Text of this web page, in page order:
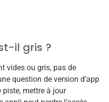
il gris ?
vides ou gris, pas de
question de version d’app
piste, mettre à jour